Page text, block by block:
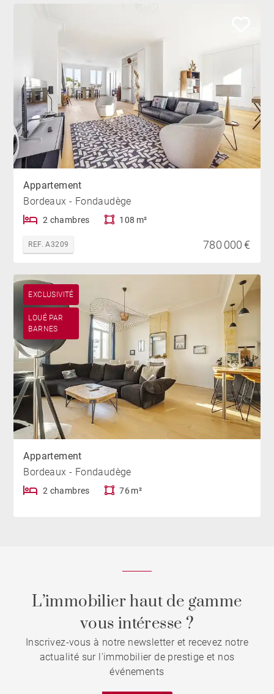
Appartement
Bordeaux - Fondaudège
2 chambres 108 m²
REF. A3209 780 000 €
EXCLUSIVITÉ
LOUÉ PAR
BARNES
Appartement
Bordeaux - Fondaudège
2 chambres 76 m²
L’immobilier haut de gamme
vous intéresse ?
Inscrivez-vous à notre newsletter et recevez notre
actualité sur l'immobilier de prestige et nos
événements